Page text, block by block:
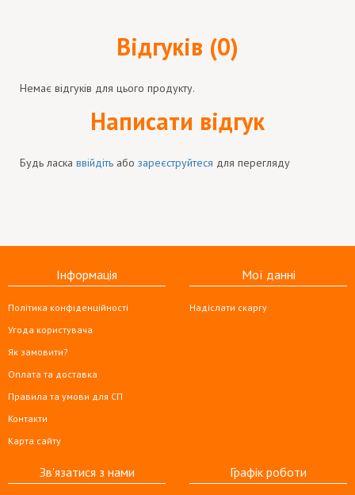
Відгуків (0)
Немає відгуків для цього продукту.
Написати відгук
Будь ласка ввійдіть або зареєструйтеся для перегляду
Інформація
Політика конфіденційності
Угода користувача
Як замовити?
Оплата та доставка
Правила та умови для СП
Контакти
Карта сайту
Мої данні
Надіслати скаргу
Зв'язатися з нами Графік роботи